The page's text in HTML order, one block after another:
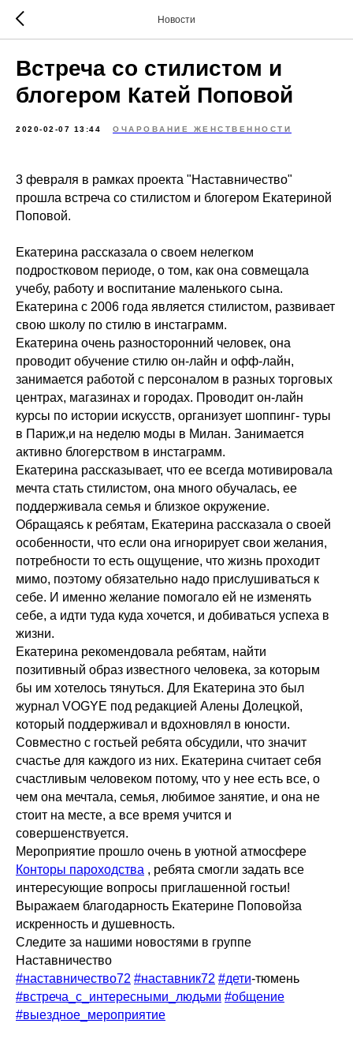
Новости
Встреча со стилистом и
блогером Катей Поповой
2020-02-07 13:44 ОЧАРОВАНИЕ ЖЕНСТВЕННОСТИ
3 февраля в рамках проекта "Наставничество"
прошла встреча со стилистом и блогером Екатериной
Поповой.
Екатерина рассказала о своем нелегком
подростковом периоде, о том, как она совмещала
учебу, работу и воспитание маленького сына.
Екатерина с 2006 года является стилистом, развивает
свою школу по стилю в инстаграмм.
Екатерина очень разносторонний человек, она
проводит обучение стилю он-лайн и офф-лайн,
занимается работой с персоналом в разных торговых
центрах, магазинах и городах. Проводит он-лайн
курсы по истории искусств, организует шоппинг- туры
в Париж,и на неделю моды в Милан. Занимается
активно блогерством в инстаграмм.
Екатерина рассказывает, что ее всегда мотивировала
мечта стать стилистом, она много обучалась, ее
поддерживала семья и близкое окружение.
Обращаясь к ребятам, Екатерина рассказала о своей
особенности, что если она игнорирует свои желания,
потребности то есть ощущение, что жизнь проходит
мимо, поэтому обязательно надо прислушиваться к
себе. И именно желание помогало ей не изменять
себе, а идти туда куда хочется, и добиваться успеха в
жизни.
Екатерина рекомендовала ребятам, найти
позитивный образ известного человека, за которым
бы им хотелось тянуться. Для Екатерина это был
журнал VOGYE под редакцией Алены Долецкой,
который поддерживал и вдохновлял в юности.
Совместно с гостьей ребята обсудили, что значит
счастье для каждого из них. Екатерина считает себя
счастливым человеком потому, что у нее есть все, о
чем она мечтала, семья, любимое занятие, и она не
стоит на месте, а все время учится и
совершенствуется.
Мероприятие прошло очень в уютной атмосфере
Конторы пароходства , ребята смогли задать все
интересующие вопросы приглашенной гостьи!
Выражаем благодарность Екатерине Поповойза
искренность и душевность.
Следите за нашими новостями в группе
Наставничество
#наставничество72 #наставник72 #дети-тюмень
#встреча_с_интересными_людьми #общение
#выездное_мероприятие